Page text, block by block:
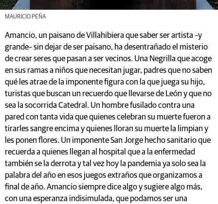
MAURICIO PEÑA
Amancio, un paisano de Villahibiera que saber ser artista –y
grande– sin dejar de ser paisano, ha desentrañado el misterio
de crear seres que pasan a ser vecinos. Una Negrilla que acoge
en sus ramas a niños que necesitan jugar, padres que no saben
qué les atrae de la imponente figura con la que juega su hijo,
turistas que buscan un recuerdo que llevarse de León y que no
sea la socorrida Catedral. Un hombre fusilado contra una
pared con tanta vida que quienes celebran su muerte fueron a
tirarles sangre encima y quienes lloran su muerte la limpian y
les ponen flores. Un imponente San Jorge hecho sanitario que
recuerda a quienes llegan al hospital que a la enfermedad
también se la derrota y tal vez hoy la pandemia ya solo sea la
palabra del año en esos juegos extraños que organizamos a
final de año. Amancio siempre dice algo y sugiere algo más,
con una esperanza indisimulada, que podamos ser una